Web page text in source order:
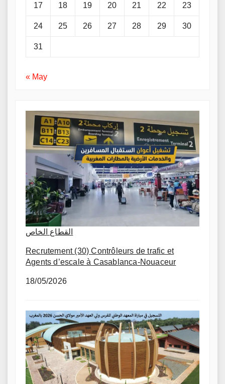
17 18 19 20 21 22 23
24 25 26 27 28 29 30
31
« May
القطاع الخاص
Recrutement (30) Contrôleurs de trafic et
Agents d’escale à Casablanca-Nouaceur
18/05/2026